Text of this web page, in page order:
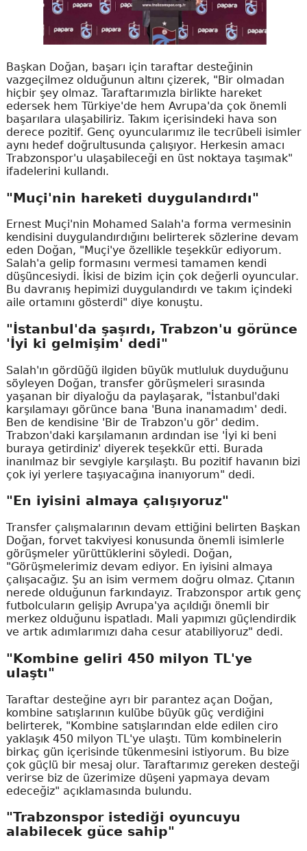
Başkan Doğan, başarı için taraftar desteğinin
vazgeçilmez olduğunun altını çizerek, "Bir olmadan
hiçbir şey olmaz. Taraftarımızla birlikte hareket
edersek hem Türkiye'de hem Avrupa'da çok önemli
başarılara ulaşabiliriz. Takım içerisindeki hava son
derece pozitif. Genç oyuncularımız ile tecrübeli isimler
aynı hedef doğrultusunda çalışıyor. Herkesin amacı
Trabzonspor'u ulaşabileceği en üst noktaya taşımak"
ifadelerini kullandı.
"Muçi'nin hareketi duygulandırdı"
Ernest Muçi'nin Mohamed Salah'a forma vermesinin
kendisini duygulandırdığını belirterek sözlerine devam
eden Doğan, "Muçi'ye özellikle teşekkür ediyorum.
Salah'a gelip formasını vermesi tamamen kendi
düşüncesiydi. İkisi de bizim için çok değerli oyuncular.
Bu davranış hepimizi duygulandırdı ve takım içindeki
aile ortamını gösterdi" diye konuştu.
"İstanbul'da şaşırdı, Trabzon'u görünce
'İyi ki gelmişim' dedi"
Salah'ın gördüğü ilgiden büyük mutluluk duyduğunu
söyleyen Doğan, transfer görüşmeleri sırasında
yaşanan bir diyaloğu da paylaşarak, "İstanbul'daki
karşılamayı görünce bana 'Buna inanamadım' dedi.
Ben de kendisine 'Bir de Trabzon'u gör' dedim.
Trabzon'daki karşılamanın ardından ise 'İyi ki beni
buraya getirdiniz' diyerek teşekkür etti. Burada
inanılmaz bir sevgiyle karşılaştı. Bu pozitif havanın bizi
çok iyi yerlere taşıyacağına inanıyorum" dedi.
"En iyisini almaya çalışıyoruz"
Transfer çalışmalarının devam ettiğini belirten Başkan
Doğan, forvet takviyesi konusunda önemli isimlerle
görüşmeler yürüttüklerini söyledi. Doğan,
"Görüşmelerimiz devam ediyor. En iyisini almaya
çalışacağız. Şu an isim vermem doğru olmaz. Çıtanın
nerede olduğunun farkındayız. Trabzonspor artık genç
futbolcuların gelişip Avrupa'ya açıldığı önemli bir
merkez olduğunu ispatladı. Mali yapımızı güçlendirdik
ve artık adımlarımızı daha cesur atabiliyoruz" dedi.
"Kombine geliri 450 milyon TL'ye
ulaştı"
Taraftar desteğine ayrı bir parantez açan Doğan,
kombine satışlarının kulübe büyük güç verdiğini
belirterek, "Kombine satışlarından elde edilen ciro
yaklaşık 450 milyon TL'ye ulaştı. Tüm kombinelerin
birkaç gün içerisinde tükenmesini istiyorum. Bu bize
çok güçlü bir mesaj olur. Taraftarımız gereken desteği
verirse biz de üzerimize düşeni yapmaya devam
edeceğiz" açıklamasında bulundu.
"Trabzonspor istediği oyuncuyu
alabilecek güce sahip"